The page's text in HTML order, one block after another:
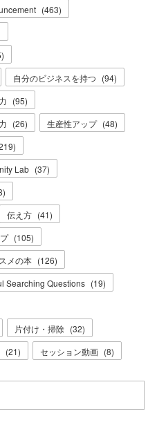
(463)
)
自分のビジネスを持つ (94)
(95)
(26) 生産性アップ (48)
)
Lab (37)
)
伝え方 (41)
(105)
メの本 (126)
Searching Questions (19)
片付け・掃除 (32)
(21) セッション動画 (8)